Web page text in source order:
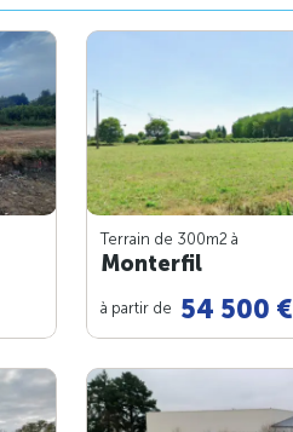
Terrain de 300m2 à
Monterfil
à partir de 54 500 €